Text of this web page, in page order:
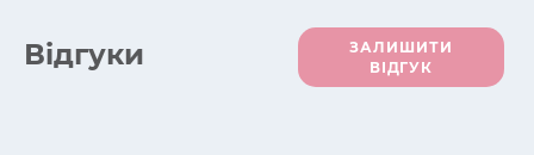
Вiдгуки
ЗАЛИШИТИ
ВІДГУК